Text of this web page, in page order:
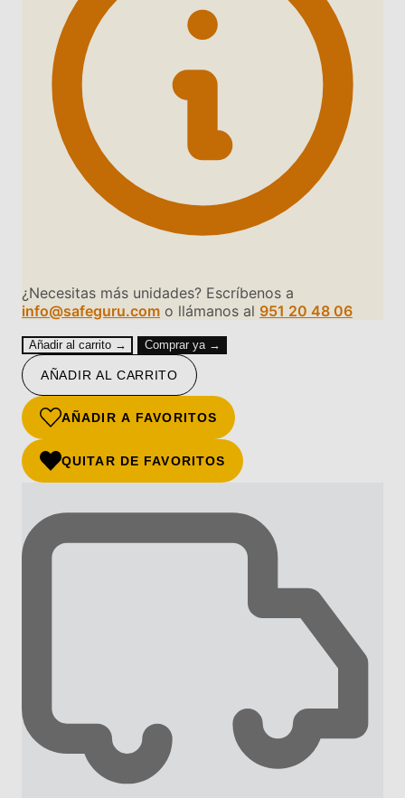
¿Necesitas más unidades? Escríbenos a
info@safeguru.com o llámanos al 951 20 48 06
Añadir al carrito → Comprar ya →
AÑADIR AL CARRITO
AÑADIR A FAVORITOS
QUITAR DE FAVORITOS